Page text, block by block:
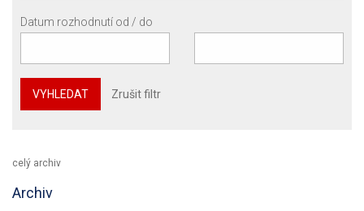
Datum rozhodnutí od / do
VYHLEDAT Zrušit filtr
celý archiv
Archiv